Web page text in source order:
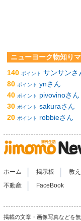
ニューヨーク物知り
140 ポイント サンサンさ
80 ポイント ynさん
40 ポイント
pivovinoさん
30 ポイント sakuraさん
20 ポイント robbieさん
ホーム 掲示板 教
不動産 FaceBook
掲載の文章・画像写真などを